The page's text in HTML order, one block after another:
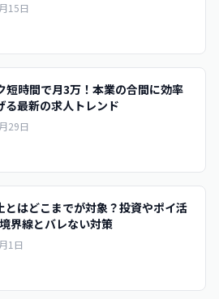
15日
短時間で月3万！本業の合間に効率
る最新の求人トレンド
29日
とはどこまでが対象？投資やポイ活
界線とバレない対策
1日